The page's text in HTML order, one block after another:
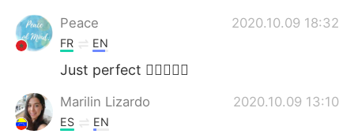
Peace 2020.10.09 18:32
FR EN
Just perfect 👌🏻🤩👏🏻
Marilin Lizardo 2020.10.09 13:10
ES EN